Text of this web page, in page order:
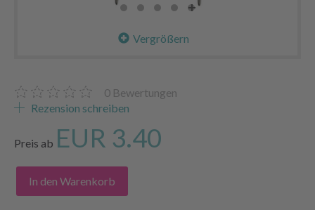
Vergrößern
0 Bewertungen
Rezension schreiben
Preis ab EUR 3.40
In den Warenkorb